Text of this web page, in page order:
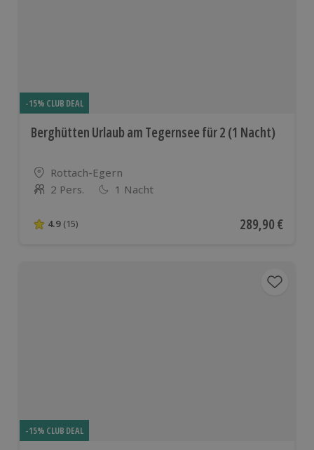
-15% CLUB DEAL
Berghütten Urlaub am Tegernsee für 2 (1 Nacht)
Standort
Rottach-Egern
Anzahl der Teilnehmer
2 Pers. 1 Nacht
4.9 von 5 Sternen basierend auf 15 Bewertungen
4.9 (15) Aktueller Preis
289,90 €
-15% CLUB DEAL